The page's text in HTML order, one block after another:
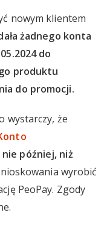
nowym klientem
żadnego konta
do
produktu
do promocji.
wystarczy, że
później, niż
wyrobić
PeoPay. Zgody